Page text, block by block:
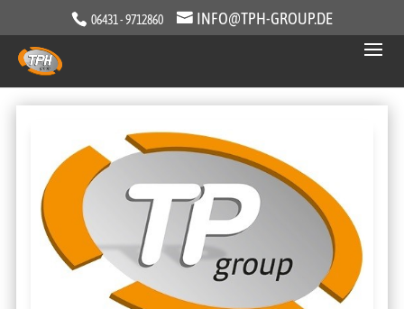
06431 - 9712860 INFO@TPH-GROUP.DE